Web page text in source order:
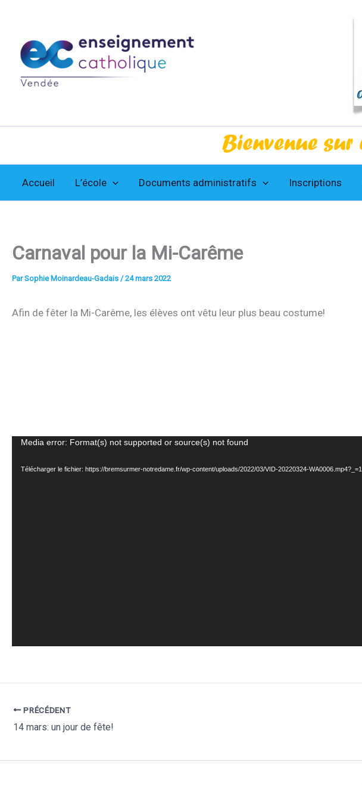
contenu
Accueil L’école Documents administratifs Inscriptions
Carnaval pour la Mi-Carême
ParSophie Moinardeau-Gadais /24 mars 2022
Afin de fêter la Mi-Carême, les élèves ont vêtu leur plus beau costume!
Lecteur
Media error: Format(s) not supported or source(s) not found
Télécharger le fichier: https://bremsurmer-notredame.fr/wp-content/uploads/2022/03/VID-20220324-WA0006.mp4?_=1
PRÉCÉDENT
14 mars: un jour de fête!